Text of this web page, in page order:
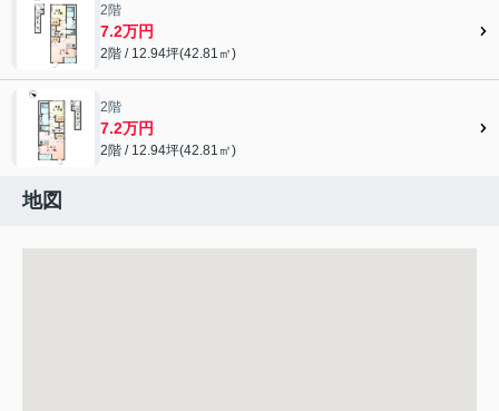
2階
7.2万円
2階 / 12.94坪(42.81㎡)
2階
7.2万円
2階 / 12.94坪(42.81㎡)
地図